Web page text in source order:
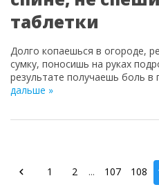
таблетки
Долго копаешься в огороде,
сумку, поносишь на руках
результате получаешь боль в
дальше »
1 2 ... 107 108